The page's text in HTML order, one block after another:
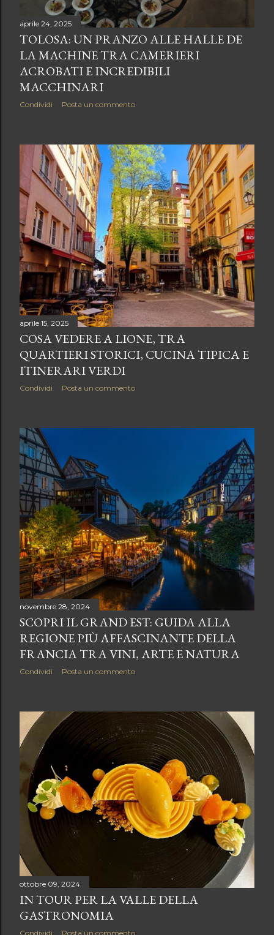
aprile 24, 2025
TOLOSA: UN PRANZO ALLE HALLE DE
LA MACHINE TRA CAMERIERI
ACROBATI E INCREDIBILI
MACCHINARI
Condividi Posta un commento
aprile 15, 2025
COSA VEDERE A LIONE, TRA
QUARTIERI STORICI, CUCINA TIPICA E
ITINERARI VERDI
Condividi Posta un commento
novembre 28, 2024
SCOPRI IL GRAND EST: GUIDA ALLA
REGIONE PIÙ AFFASCINANTE DELLA
FRANCIA TRA VINI, ARTE E NATURA
Condividi Posta un commento
ottobre 09, 2024
IN TOUR PER LA VALLE DELLA
GASTRONOMIA
Condividi Posta un commento